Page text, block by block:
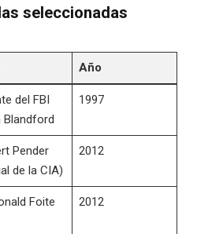
seleccionadas
Año
del FBI
Blandford
1997
Pender
de la CIA)
2012
Foite 2012